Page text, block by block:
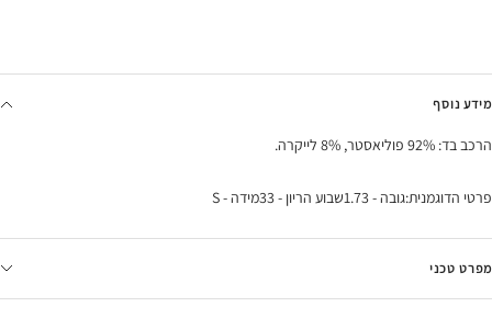
מידע נוסף
הרכב בד: 92% פוליאסטר, 8% לייקרה.
פרטי הדוגמנית:גובה - 1.73שבוע הריון - 33מידה - S
מפרט טכני